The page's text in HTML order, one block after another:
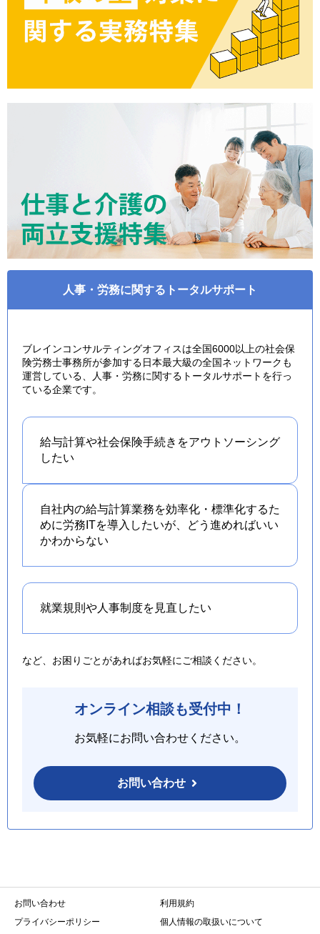
人事・労務に関するトータルサポート
ブレインコンサルティングオフィスは全国6000以上の社会保
険労務士事務所が参加する日本最大級の全国ネットワークも
運営している、人事・労務に関するトータルサポートを行っ
ている企業です。
給与計算や社会保険手続きをアウトソーシング
したい
自社内の給与計算業務を効率化・標準化するた
めに労務ITを導入したいが、どう進めればいい
かわからない
就業規則や人事制度を 見直したい
など、お困りごとがあればお気軽にご相談ください。
オンライン相談も受付中！
お気軽にお問い合わせください。
お問い合わせ
お問い合わせ
利用規約
プライバシーポリシー
個人情報の取扱いについて